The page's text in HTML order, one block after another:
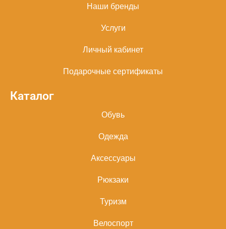
Наши бренды
Услуги
Личный кабинет
Подарочные сертификаты
Каталог
Обувь
Одежда
Аксессуары
Рюкзаки
Туризм
Велоспорт